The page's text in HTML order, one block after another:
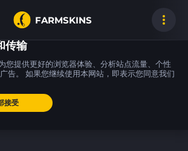
FARMSKINS
传输
您提供更好的浏览器体验、分析站点流量、个性
告。 如果您继续使用本网站，即表示您同意我们
接受